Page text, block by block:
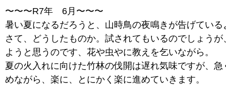
〜〜〜R7年 6月〜〜〜
暑い夏になるだろうと、山時鳥の夜鳴きが告げている
さて、どうしたものか。試されてもいるのでしょうが
ようと思うのです、花や虫やに教えを乞いながら。
夏の火入れに向けた竹林の伐開は遅れ気味ですが、急
めながら、楽に、とにかく楽に進めていきます。